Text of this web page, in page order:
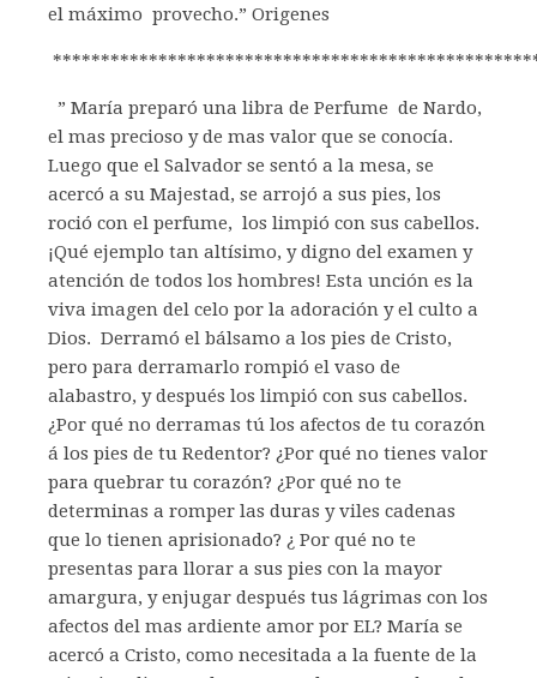
el máximo provecho.” Origenes
” María preparó una libra de Perfume de Nardo,
el mas precioso y de mas valor que se conocía.
Luego que el Salvador se sentó a la mesa, se
acercó a su Majestad, se arrojó a sus pies, los
roció con el perfume, los limpió con sus cabellos.
¡Qué ejemplo tan altísimo, y digno del examen y
atención de todos los hombres! Esta unción es la
viva imagen del celo por la adoración y el culto a
Dios. Derramó el bálsamo a los pies de Cristo,
pero para derramarlo rompió el vaso de
alabastro, y después los limpió con sus cabellos.
¿Por qué no derramas tú los afectos de tu corazón
á los pies de tu Redentor? ¿Por qué no tienes valor
para quebrar tu corazón? ¿Por qué no te
determinas a romper las duras y viles cadenas
que lo tienen aprisionado? ¿ Por qué no te
presentas para llorar a sus pies con la mayor
amargura, y enjugar después tus lágrimas con los
afectos del mas ardiente amor por EL? María se
acercó a Cristo, como necesitada a la fuente de la